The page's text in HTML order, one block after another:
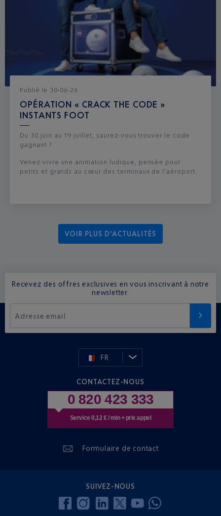
Publié le 30-06-26
OPÉRATION « CRACK THE CODE »
INSTANTS FOOT
Du 30 juin au 19 juillet, saurez-vous trouver le code
gagnant ?
Venez vivre une animation ludique, pensée pour
petits et grands au cœur des terminaux de l’aéroport.
VOIR PLUS D'ACTUALITÉS
Recevez des offres exclusives en vous inscrivant à notre
newsletter.
Adresse email
FR
CONTACTEZ-NOUS
0 820 423 333
Service 0,12 € / min + prix appel
Formulaire de contact
SUIVEZ-NOUS